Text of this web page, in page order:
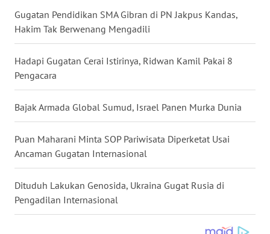
Gugatan Pendidikan SMA Gibran di PN Jakpus Kandas,
Hakim Tak Berwenang Mengadili
Hadapi Gugatan Cerai Istirinya, Ridwan Kamil Pakai 8
Pengacara
Bajak Armada Global Sumud, Israel Panen Murka Dunia
Puan Maharani Minta SOP Pariwisata Diperketat Usai
Ancaman Gugatan Internasional
Dituduh Lakukan Genosida, Ukraina Gugat Rusia di
Pengadilan Internasional
WN
NUSANTARA
WN
JOGJA
WN
KALBAR